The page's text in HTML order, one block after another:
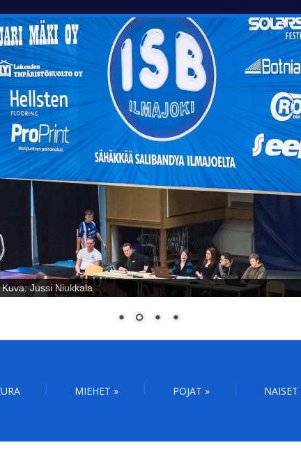
Kuva: Jussi Niukkala
MIEHET » POJAT » NAISET